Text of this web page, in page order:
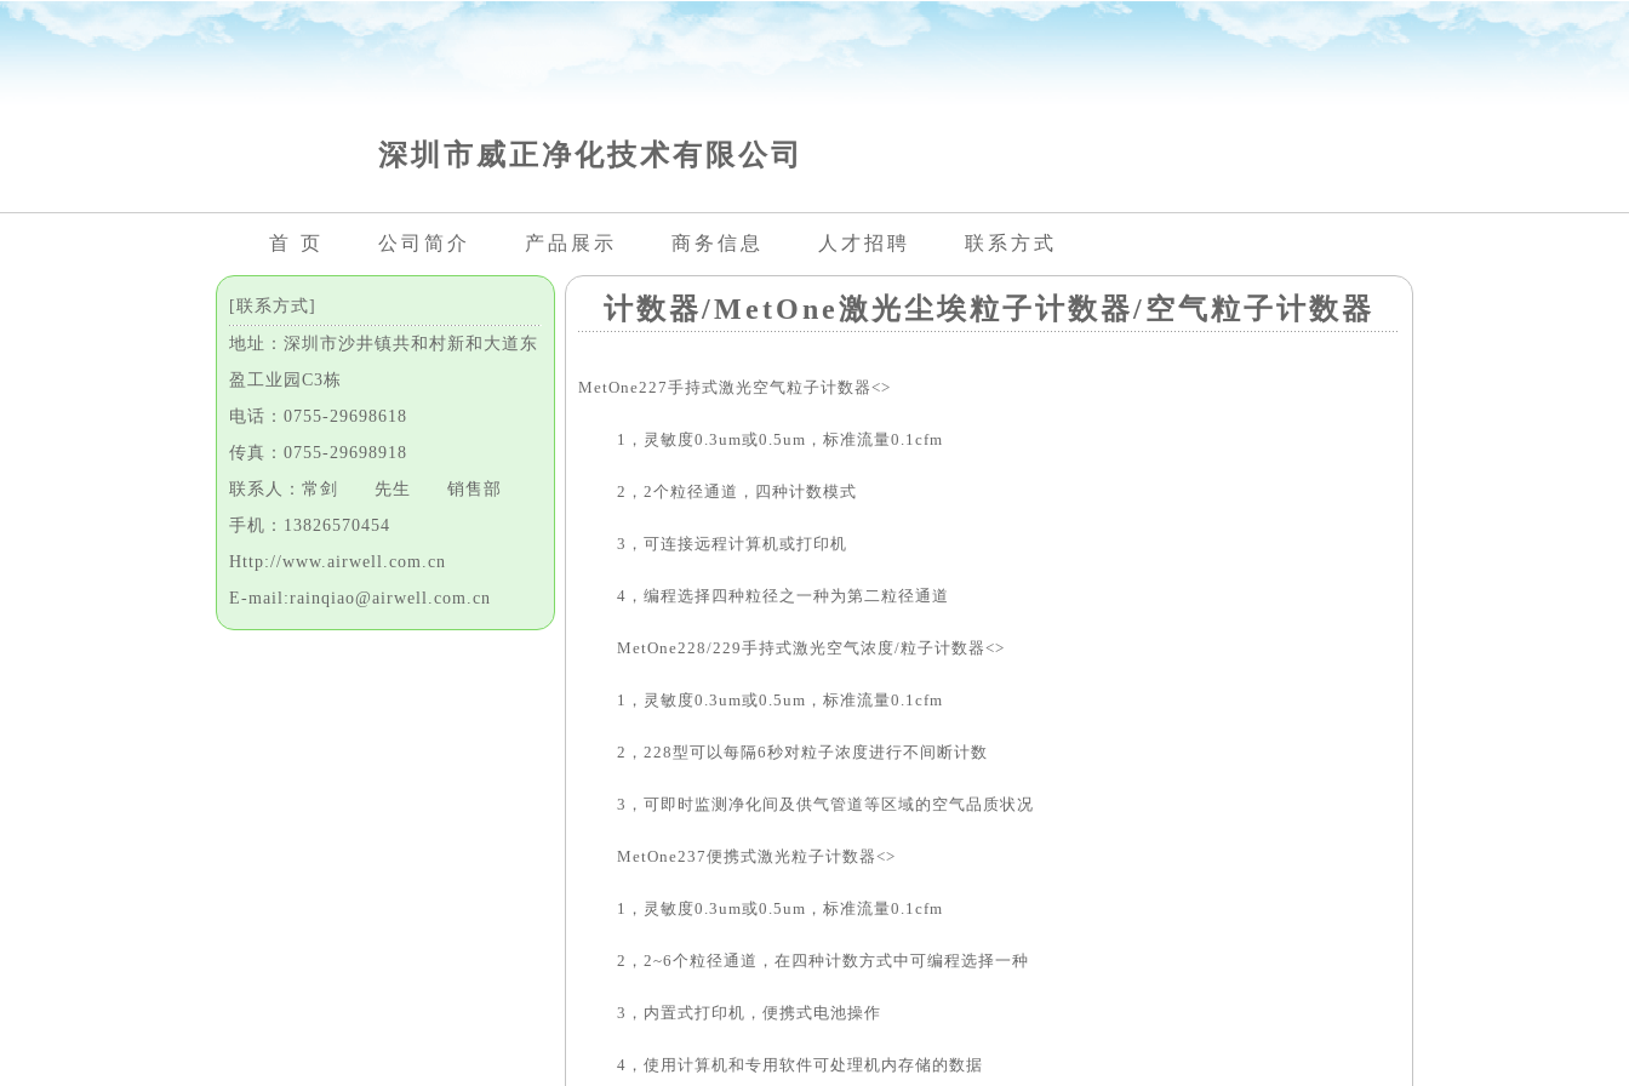
深圳市威正净化技术有限公司
首 页 公司简介 产品展示 商务信息 人才招聘 联系方式
[联系方式]
地址：深圳市沙井镇共和村新和大道东
盈工业园C3栋
电话：0755-29698618
传真：0755-29698918
联系人：常剑 先生 销售部
手机：13826570454
Http://www.airwell.com.cn
E-mail:rainqiao@airwell.com.cn
计数器/MetOne激光尘埃粒子计数器/空气粒子计数器
MetOne227手持式激光空气粒子计数器<>
1，灵敏度0.3um或0.5um，标准流量0.1cfm
2，2个粒径通道，四种计数模式
3，可连接远程计算机或打印机
4，编程选择四种粒径之一种为第二粒径通道
MetOne228/229手持式激光空气浓度/粒子计数器<>
1，灵敏度0.3um或0.5um，标准流量0.1cfm
2，228型可以每隔6秒对粒子浓度进行不间断计数
3，可即时监测净化间及供气管道等区域的空气品质状况
MetOne237便携式激光粒子计数器<>
1，灵敏度0.3um或0.5um，标准流量0.1cfm
2，2~6个粒径通道，在四种计数方式中可编程选择一种
3，内置式打印机，便携式电池操作
4，使用计算机和专用软件可处理机内存储的数据